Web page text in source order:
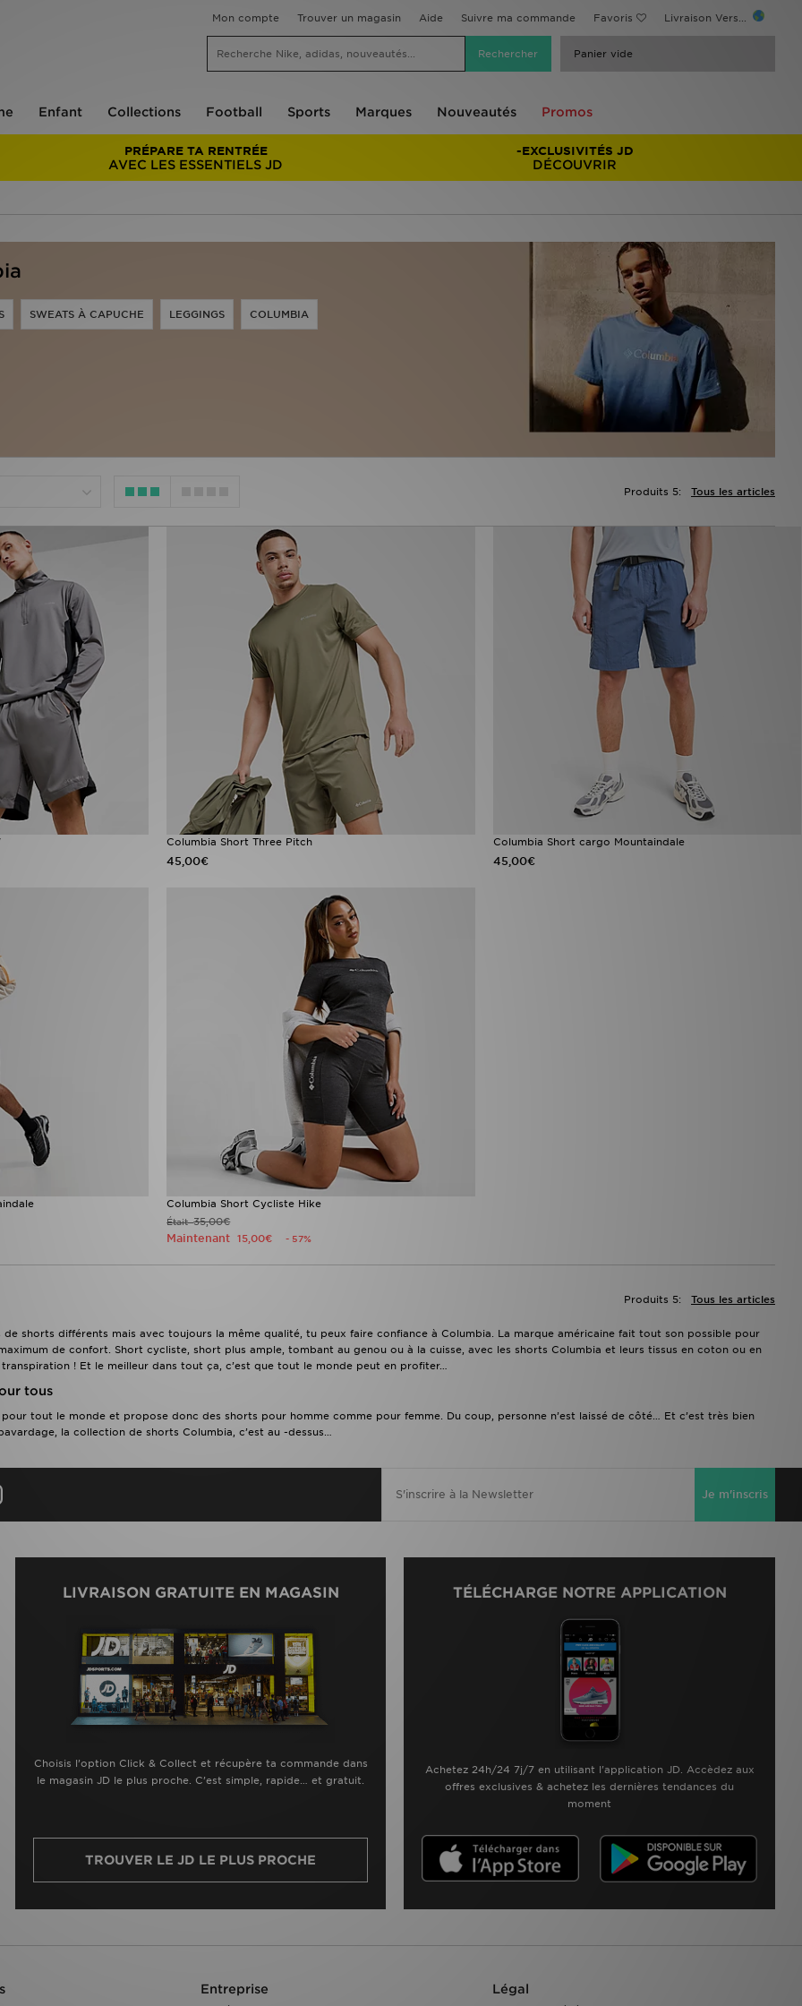
Mon compte Trouver un magasin Aide Suivre ma commande Favoris Livraison Vers...
Panier vide
Enfant Collections Football Sports Marques Nouveautés Promos
PRÉPARE TA RENTRÉE
AVEC LES ESSENTIELS JD
-EXCLUSIVITÉS JD
DÉCOUVRIR
SWEATS À CAPUCHE LEGGINGS COLUMBIA
Tous les articles
Produits 5:
Columbia Short Three Pitch
45,00€
Columbia Short cargo Mountaindale
45,00€
Columbia Short Cycliste Hike
Était35,00€
Maintenant15,00€ - 57%
Tous les articles
Produits 5:
shorts différents mais avec toujours la même qualité, tu peux faire confiance à Columbia. La marque américaine fait tout son possible pour
de confort. Short cycliste, short plus ample, tombant au genou ou à la cuisse, avec les shorts Columbia et leurs tissus en coton ou en
! Et le meilleur dans tout ça, c’est que tout le monde peut en profiter…
tous
tout le monde et propose donc des shorts pour homme comme pour femme. Du coup, personne n’est laissé de côté… Et c’est très bien
la collection de shorts Columbia, c’est au -dessus…
Je m'inscris
LIVRAISON GRATUITE EN MAGASIN
Choisis l’option Click & Collect et récupère ta commande dans
le magasin JD le plus proche. C’est simple, rapide… et gratuit.
TROUVER LE JD LE PLUS PROCHE
TÉLÉCHARGE NOTRE APPLICATION
Achetez 24h/24 7j/7 en utilisant l'application JD. Accèdez aux
offres exclusives & achetez les dernières tendances du
moment
Entreprise Légal